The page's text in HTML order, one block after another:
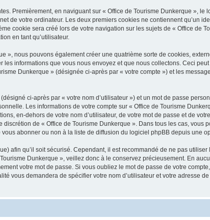
Premièrement, en naviguant sur « Office de Tourisme Dunkerque »,
de votre ordinateur. Les deux premiers cookies ne contiennent qu’un
cookie sera créé lors de votre navigation sur les sujets de « Office de
en tant qu’utilisateur.
», nous pouvons également créer une quatrième sorte de cookies,
informations que vous nous envoyez et que nous collectons. Ceci
Dunkerque » (désignée ci-après par « votre compte ») et les
ci-après par « votre nom d’utilisateur ») et un mot de passe
Les informations de votre compte sur « Office de Tourisme
en-dehors de votre nom d’utilisateur, de votre mot de passe et de
de « Office de Tourisme Dunkerque ». Dans tous les cas,
abonner ou non à la liste de diffusion du logiciel phpBB depuis une
afin qu’il soit sécurisé. Cependant, il est recommandé de ne pas
Dunkerque », veillez donc à le conservez précieusement. En
votre mot de passe. Si vous oubliez le mot de passe de votre
vous demandera de spécifier votre nom d’utilisateur et votre adresse